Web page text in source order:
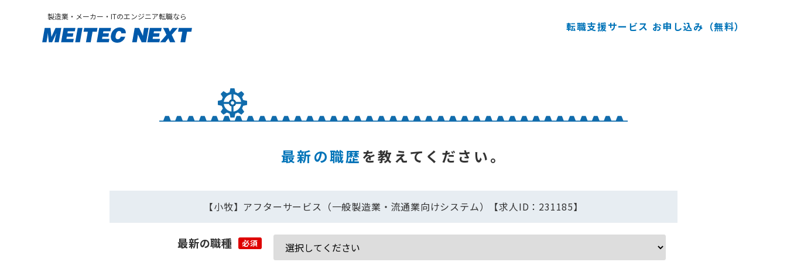
製造業・メーカー・ITのエンジニア転職なら
転職支援サービス お申し込み（無料）
最新の職歴 を教えてください。
【小牧】アフターサービス（一般製造業・流通業向けシステム）【求人ID：231185】
最新の職種